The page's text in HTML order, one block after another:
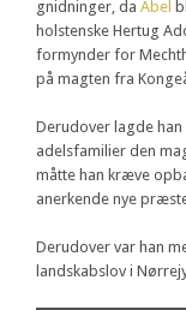
gnidninger, da Abel
holstenske Hertug
formynder for
på magten fra
Derudover lagde
adelsfamilier den
måtte han kræve
anerkende nye
Derudover var han
landskabslov i